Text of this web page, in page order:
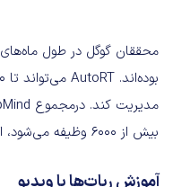
محققان گوگل در طول
بیش از 6000 وظیفه می‌شود، انجام داده است.
آموزش ربات‌ها با ویدیو